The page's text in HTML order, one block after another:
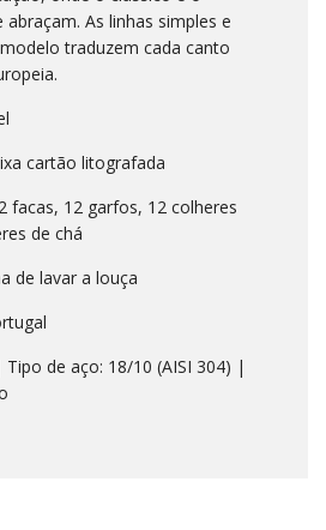
As linhas simples e
traduzem cada canto
cartão litografada
facas, 12 garfos, 12 colheres
de chá
de lavar a louça
de aço: 18/10 (AISI 304) |